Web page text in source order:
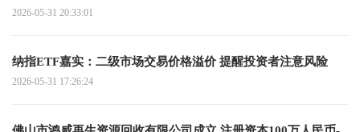
2026-05-31 20:33:01
纳指ETF嘉实：二级市场交易价格溢价 提醒投资者注意风险
2026-05-31 17:26:24